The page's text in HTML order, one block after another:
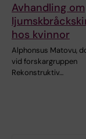
Avhandling om
hos kvinnor
Alphonsus Matovu,
vid forskargruppen
Rekonstruktiv…